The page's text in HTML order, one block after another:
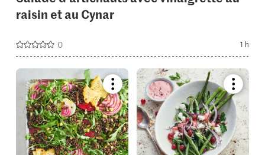
raisin et au Cynar
0 1 h
Bookmark
recipe
or
add
it
to
your
collections.
recipe
or
it
to
your